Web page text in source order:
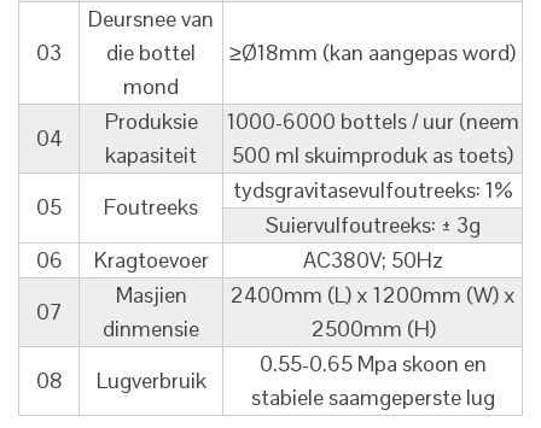
03
Deursnee van
die bottel
mond
≥Ø18mm (kan aangepas word)
04
Produksie
kapasiteit
1000-6000 bottels / uur (neem
500 ml skuimproduk as toets)
05
Foutreeks
tydsgravitasevulfoutreeks: 1%
Suiervulfoutreeks: ± 3g
06
Kragtoevoer
AC380V; 50Hz
07
Masjien
dinmensie
2400mm (L) x 1200mm (W) x
2500mm (H)
08
Lugverbruik
0.55-0.65 Mpa skoon en
stabiele saamgeperste lug